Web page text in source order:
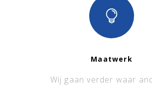
Maatwerk
Wij gaan verder waar